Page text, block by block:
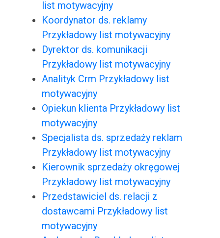
list motywacyjny
Koordynator ds. reklamy
Przykładowy list motywacyjny
Dyrektor ds. komunikacji
Przykładowy list motywacyjny
Analityk Crm Przykładowy list
motywacyjny
Opiekun klienta Przykładowy list
motywacyjny
Specjalista ds. sprzedaży reklam
Przykładowy list motywacyjny
Kierownik sprzedaży okręgowej
Przykładowy list motywacyjny
Przedstawiciel ds. relacji z
dostawcami Przykładowy list
motywacyjny